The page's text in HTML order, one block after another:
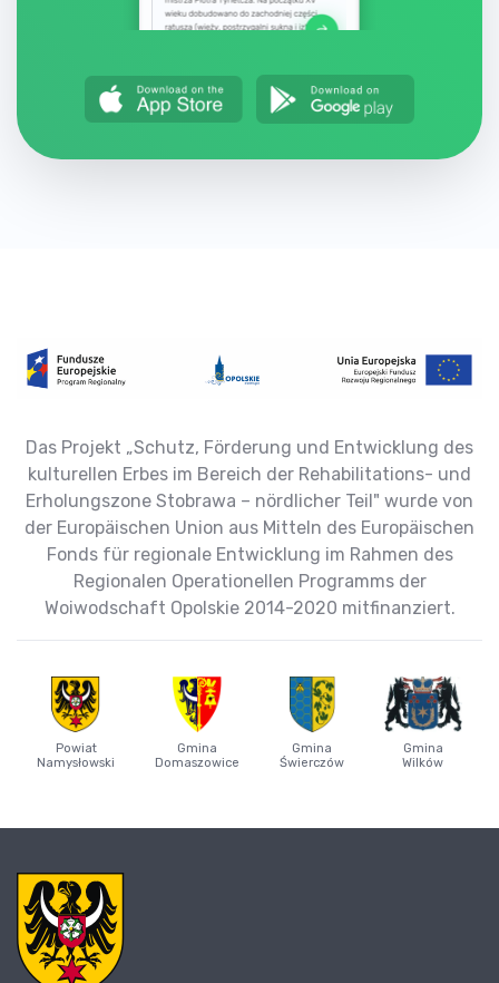
Das Projekt „Schutz, Förderung und Entwicklung des
kulturellen Erbes im Bereich der Rehabilitations- und
Erholungszone Stobrawa – nördlicher Teil" wurde von
der Europäischen Union aus Mitteln des Europäischen
Fonds für regionale Entwicklung im Rahmen des
Regionalen Operationellen Programms der
Woiwodschaft Opolskie 2014-2020 mitfinanziert.
Powiat
Namysłowski
Gmina
Domaszowice
Gmina
Świerczów
Gmina
Wilków